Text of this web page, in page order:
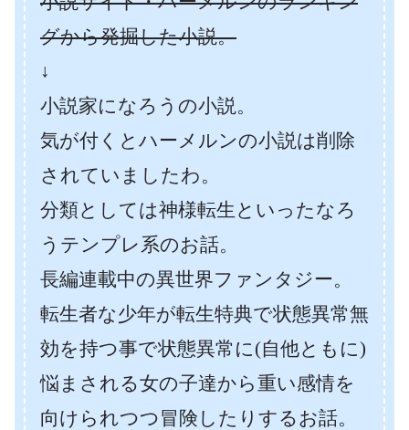
グから発掘した小説。
↓
小説家になろうの小説。
気が付くとハーメルンの小説は削除
されていましたわ。
分類としては神様転生といったなろ
うテンプレ系のお話。
長編連載中の異世界ファンタジー。
転生者な少年が転生特典で状態異常無
効を持つ事で状態異常に(自他ともに)
悩まされる女の子達から重い感情を
向けられつつ冒険したりするお話。